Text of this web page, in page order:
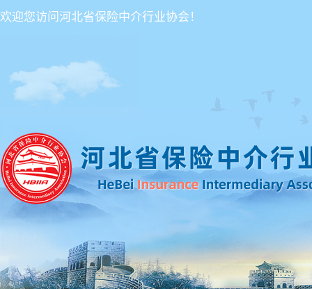
欢迎您访问河北省保险中介行业协会！